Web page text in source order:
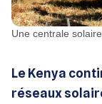
Une centrale
Le Kenya
réseaux